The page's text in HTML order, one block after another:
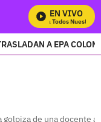
EN VIVO
Mira Todos Nuestros
A EPA
de una docente